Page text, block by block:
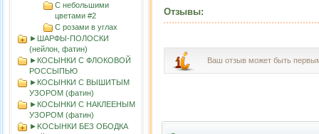
С небольшими
цветами #2
С розами в углах
►ШАРФЫ-ПОЛОСКИ
(нейлон, фатин)
►КОСЫНКИ С ФЛОКОВОЙ
РОССЫПЬЮ
►КОСЫНКИ С ВЫШИТЫМ
УЗОРОМ (фатин)
►КОСЫНКИ С НАКЛЕЕНЫМ
УЗОРОМ (фатин)
►KOСЫНКИ БЕЗ ОБОДКА
Отзывы:
Ваш отзыв может быть